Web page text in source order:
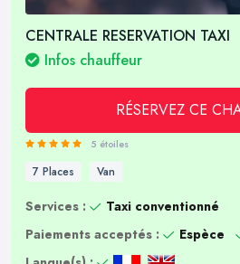
CENTRALE RESERVATION TAXI
Infos chauffeur
RÉSERVEZ CE
5 étoiles
7 Places Van
Services :
Taxi conventionné
Paiements acceptés :
Espèce